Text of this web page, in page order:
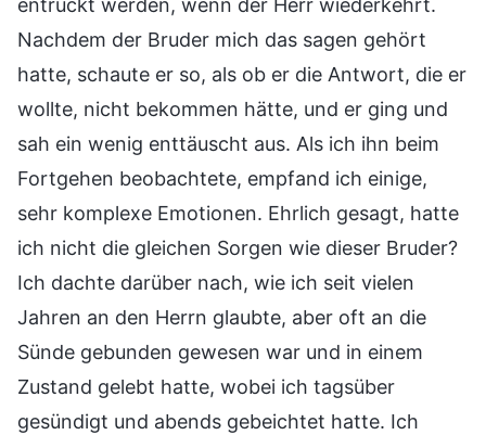
Nachdem der Bruder mich das sagen gehört
hatte, schaute er so, als ob er die Antwort, die er
wollte, nicht bekommen hätte, und er ging und
sah ein wenig enttäuscht aus. Als ich ihn beim
Fortgehen beobachtete, empfand ich einige,
sehr komplexe Emotionen. Ehrlich gesagt, hatte
ich nicht die gleichen Sorgen wie dieser Bruder?
Ich dachte darüber nach, wie ich seit vielen
Jahren an den Herrn glaubte, aber oft an die
Sünde gebunden gewesen war und in einem
Zustand gelebt hatte, wobei ich tagsüber
gesündigt und abends gebeichtet hatte. Ich